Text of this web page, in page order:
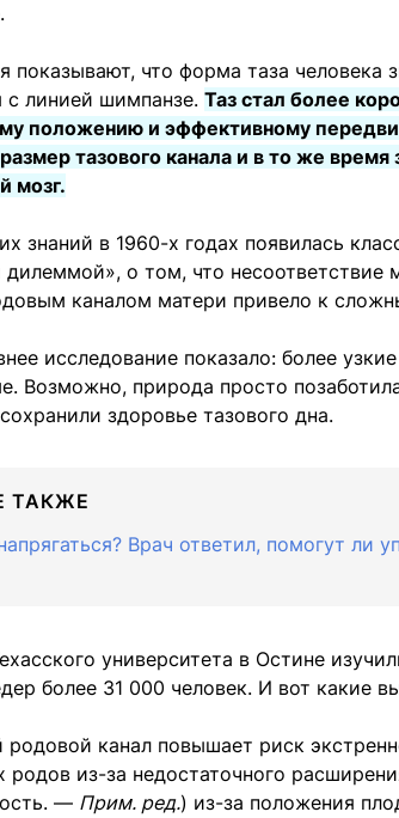
показывают, что форма таза человека
с линией шимпанзе. Таз стал более
положению и эффективному
тазового канала и в то же время
мозг.
знаний в 1960-х годах появилась
дилеммой», о том, что
каналом матери привело к
исследование показало: более
Возможно, природа просто
здоровье тазового дна.
ТАКЖЕ
Врач ответил, помогут ли
университета в Остине
более 31 000 человек. И вот какие
родовой канал повышает риск
родов из-за недостаточного
— Прим. ред.) из-за положения